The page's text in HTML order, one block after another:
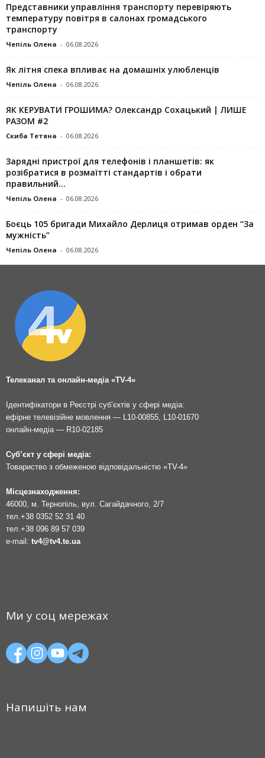
Представники управління транспорту перевіряють
температуру повітря в салонах громадського
транспорту
Чепіль Олена - 06.08.2026
Як літня спека впливає на домашніх улюбленців
Чепіль Олена - 06.08.2026
ЯК КЕРУВАТИ ГРОШИМА? Олександр Сохацький | ЛИШЕ
РАЗОМ #2
Скиба Тетяна - 06.08.2026
Зарядні пристрої для телефонів і планшетів: як
розібратися в розмаїтті стандартів і обрати
правильний...
Чепіль Олена - 06.08.2026
Боєць 105 бригади Михайло Дерлиця отримав орден “За
мужність”
Чепіль Олена - 06.08.2026
Телеканал та онлайн-медіа «TV-4»
Ідентифікатори в Реєстрі суб’єктів у сфері медіа:
ефірне телевізійне мовлення — L10-00855, L10-01670
онлайн-медіа — R10-02185
Суб’єкт у сфері медіа:
Товариство з обмеженою відповідальністю «TV-4»
Місцезнаходження:
46000, м. Тернопіль, вул. Сагайдачного, 2/7
тел. +38 0352 52 31 40
тел. +38 096 89 57 039
e-mail: tv4@tv4.te.ua
Ми у соц мережах
Напишіть нам